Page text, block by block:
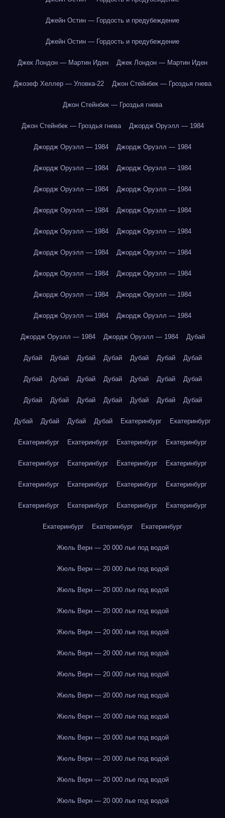
Джейн Остин — Гордость и предубеждение
Джейн Остин — Гордость и предубеждение
Джек Лондон — Мартин Иден Джек Лондон — Мартин Иден
Джозеф Хеллер — Уловка-22 Джон Стейнбек — Гроздья гнева
Джон Стейнбек — Гроздья гнева
Джон Стейнбек — Гроздья гнева Джордж Оруэлл — 1984
Джордж Оруэлл — 1984 Джордж Оруэлл — 1984
Джордж Оруэлл — 1984 Джордж Оруэлл — 1984
Джордж Оруэлл — 1984 Джордж Оруэлл — 1984
Джордж Оруэлл — 1984 Джордж Оруэлл — 1984
Джордж Оруэлл — 1984 Джордж Оруэлл — 1984
Джордж Оруэлл — 1984 Джордж Оруэлл — 1984
Джордж Оруэлл — 1984 Джордж Оруэлл — 1984
Джордж Оруэлл — 1984 Джордж Оруэлл — 1984
Джордж Оруэлл — 1984 Джордж Оруэлл — 1984
Джордж Оруэлл — 1984 Джордж Оруэлл — 1984 Дубай
Дубай Дубай Дубай Дубай Дубай Дубай Дубай
Дубай Дубай Дубай Дубай Дубай Дубай Дубай
Дубай Дубай Дубай Дубай Дубай Дубай Дубай
Дубай Дубай Дубай Дубай Екатеринбург Екатеринбург
Екатеринбург Екатеринбург Екатеринбург Екатеринбург
Екатеринбург Екатеринбург Екатеринбург Екатеринбург
Екатеринбург Екатеринбург Екатеринбург Екатеринбург
Екатеринбург Екатеринбург Екатеринбург Екатеринбург
Екатеринбург Екатеринбург Екатеринбург
Жюль Верн — 20 000 лье под водой
Жюль Верн — 20 000 лье под водой
Жюль Верн — 20 000 лье под водой
Жюль Верн — 20 000 лье под водой
Жюль Верн — 20 000 лье под водой
Жюль Верн — 20 000 лье под водой
Жюль Верн — 20 000 лье под водой
Жюль Верн — 20 000 лье под водой
Жюль Верн — 20 000 лье под водой
Жюль Верн — 20 000 лье под водой
Жюль Верн — 20 000 лье под водой
Жюль Верн — 20 000 лье под водой
Жюль Верн — 20 000 лье под водой